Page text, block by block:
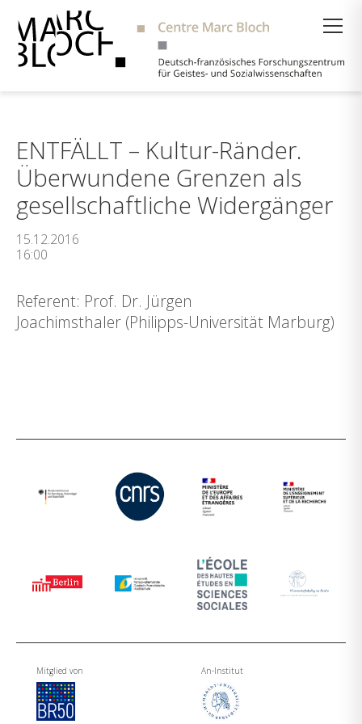
ENTFÄLLT – Kultur-Ränder.
Überwundene Grenzen als
gesellschaftliche Widergänger
15.12.2016
16:00
Referent: Prof. Dr. Jürgen
Joachimsthaler (Philipps-Universität Marburg)
Mitglied von An-Institut